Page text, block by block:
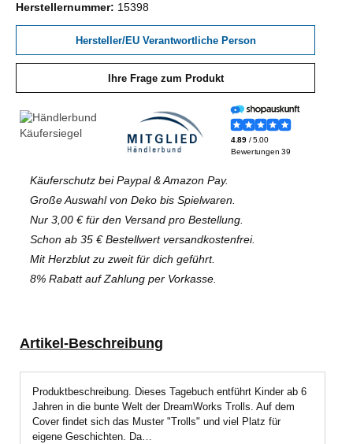
Herstellernummer: 15398
Hersteller/EU Verantwortliche Person
Ihre Frage zum Produkt
Käuferschutz bei Paypal & Amazon Pay.
Große Auswahl von Deko bis Spielwaren.
Nur 3,00 € für den Versand pro Bestellung.
Schon ab 35 € Bestellwert versandkostenfrei.
Mit Herzblut zu zweit für dich geführt.
8% Rabatt auf Zahlung per Vorkasse.
Artikel-Beschreibung
Produktbeschreibung. Dieses Tagebuch entführt Kinder ab 6
Jahren in die bunte Welt der DreamWorks Trolls. Auf dem
Cover findet sich das Muster "Trolls" und viel Platz für
eigene Geschichten. Da…